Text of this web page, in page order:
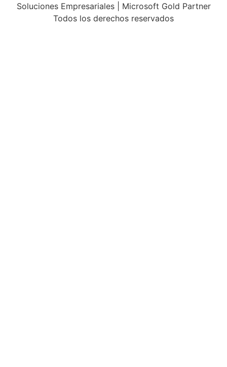
Soluciones Empresariales | Microsoft Gold Partner
Todos los derechos reservados